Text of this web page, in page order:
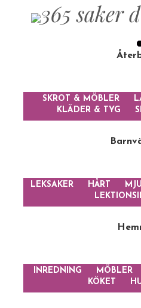
SKROT & MÖBLER
KLÄDER & TYG
LEKSAKER HÅRT
INREDNING MÖBLER
KÖKET